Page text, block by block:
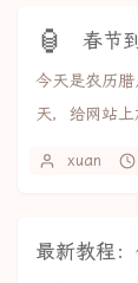
🏮
今天是农历
天，给网站
xuan